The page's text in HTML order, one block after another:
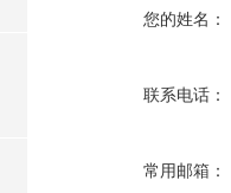
您的姓名：
联系电话：
常用邮箱：